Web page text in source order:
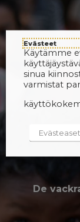
De
Evästeet
Käytämme
sinua
varmistat